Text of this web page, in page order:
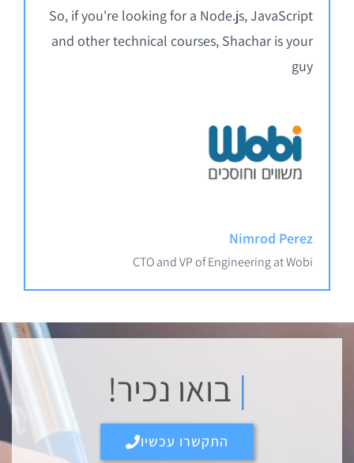
So, if you're looking for a Node.js, JavaScript
and other technical courses, Shachar is your
guy
Nimrod Perez
CTO and VP of Engineering at Wobi
| בואו נכיר!
התקשרו עכשיו